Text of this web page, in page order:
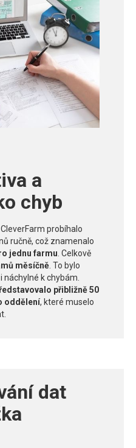
a
chyb
probíhalo
ručně, což znamenalo
jednu farmu . Celkově
měsíčně . To bylo
náchylné k chybám.
přibližně 50
oddělení, které muselo
dat